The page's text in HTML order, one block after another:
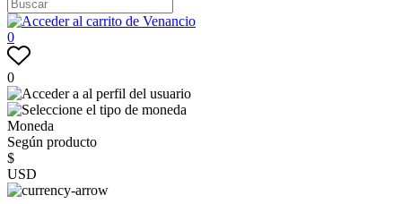
0
0
Moneda
Según producto
$
USD